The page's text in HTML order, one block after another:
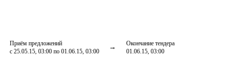
Приём предложений
с 25.05.15, 03:00 по 01.06.15, 03:00
Окончание тендера
01.06.15, 03:00